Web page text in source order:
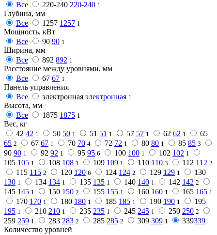
Все
220-240 220-240 1
Глубина, мм
Все
1257 1257 1
Мощность, кВт
Все
90 90 1
Ширина, мм
Все
892 892 1
Расстояние между уровнями, мм
Все
67 67 1
Панель управления
Все
электронная электронная 1
Высота, мм
Все
1875 1875 1
Вес, кг
42 42 1 50 50 1 51 51 1 57 57 1 62 62 1
65
65 2 67 67 1 70 70 4 72 72 1 80 80 1 85 85 3
90 90 1 92 92 1 95 95 6 100 100 1 102 102 1
105 105 1 108 108 1 109 109 1 110 110 3 112 112 2
115 115 2 120 120 6 124 124 2 129 129 1
130
130 1 134 134 1 135 135 1 140 140 1 142 142 2
145 145 1 150 150 2 155 155 1 160 160 1 165 165 1
170 170 1 180 180 1 185 185 1 190 190 1
195
195 1 210 210 1 235 235 1 245 245 1 250 250 2
259 259 1 283 283 2 285 285 2 309 309 1 339339
Количество уровней